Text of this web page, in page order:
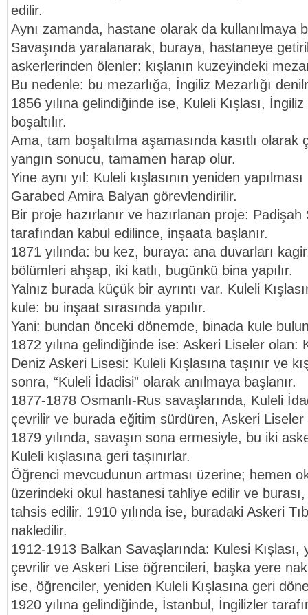
edilir.
Aynı zamanda, hastane olarak da kullanılmaya
Savaşında yaralanarak, buraya, hastaneye
askerlerinden ölenler: kışlanın kuzeyindeki
Bu nedenle: bu mezarlığa, İngiliz Mezarlığı
1856 yılına gelindiğinde ise, Kuleli Kışlası,
boşaltılır.
Ama, tam boşaltılma aşamasında kasıtlı olarak
yangın sonucu, tamamen harap olur.
Yine aynı yıl: Kuleli kışlasının yeniden
Garabed Amira Balyan görevlendirilir.
Bir proje hazırlanır ve hazırlanan proje:
tarafından kabul edilince, inşaata başlanır.
1871 yılında: bu kez, buraya: ana duvarları
bölümleri ahşap, iki katlı, bugünkü bina yapılır.
Yalnız burada küçük bir ayrıntı var. Kuleli
kule: bu inşaat sırasında yapılır.
Yani: bundan önceki dönemde, binada kule
1872 yılına gelindiğinde ise: Askeri Liseler olan:
Deniz Askeri Lisesi: Kuleli Kışlasına taşınır ve
sonra, “Kuleli İdadisi” olarak anılmaya başlanır.
1877-1878 Osmanlı-Rus savaşlarında, Kuleli
çevrilir ve burada eğitim sürdüren, Askeri Liseler
1879 yılında, savaşın sona ermesiyle, bu iki
Kuleli kışlasına geri taşınırlar.
Öğrenci mevcudunun artması üzerine; hemen
üzerindeki okul hastanesi tahliye edilir ve
tahsis edilir. 1910 yılında ise, buradaki Askeri
nakledilir.
1912-1913 Balkan Savaşlarında: Kulesi
çevrilir ve Askeri Lise öğrencileri, başka yere
ise, öğrenciler, yeniden Kuleli Kışlasına geri
1920 yılına gelindiğinde, İstanbul, İngilizler